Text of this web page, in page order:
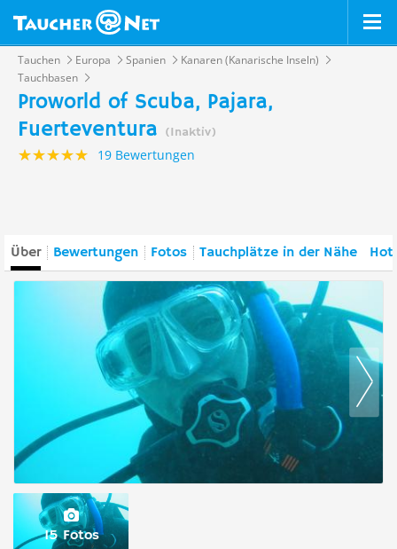
Tauchen Europa Spanien
Kanaren (Kanarische Inseln)
Tauchbasen
Proworld of Scuba, Pajara,
Fuerteventura (Inaktiv)
19 Bewertungen
Über Bewertungen Fotos Tauchplätze in der Nähe
15 Fotos